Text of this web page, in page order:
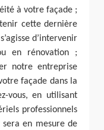
à votre façade ;
cette dernière
d’intervenir
en rénovation ;
notre entreprise
façade dans la
vous, en utilisant
professionnels
en mesure de